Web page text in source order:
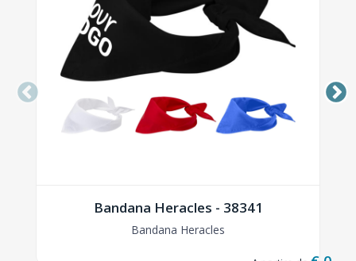
Bandana Heracles - 38341
Bandana Heracles